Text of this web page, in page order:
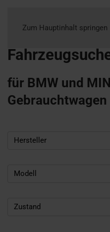
Zum Hauptinhalt springen
für BMW und
Gebrauchtwagen
Hersteller
Modell
Zustand